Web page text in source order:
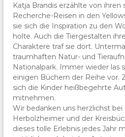
Katja Brandis erzählte von ihren
Recherche-Reisen in den
sie sich die Inspiration zu den
holte. Auch die Tiergestalten
Charaktere traf sie dort.
traumhaften Natur- und
Nationalpark. Immer wieder las
einigen Büchern der Reihe vor.
sich die Kinder heißbegehrte
mitnehmen.
Wir bedanken uns herzlichst
Herbolzheimer und der
dieses tolle Erlebnis jedes Jahr